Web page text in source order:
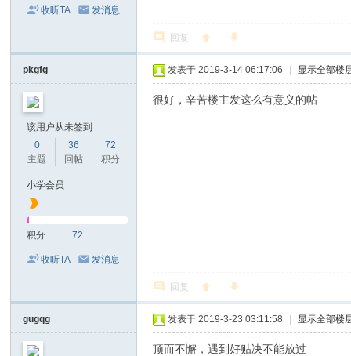
收听TA 发消息
回复
pkgfg
该用户从未签到
0
主题
36
回帖
72
积分
小学会员
积分 72
收听TA 发消息
发表于 2019-3-14 06:17:06 显示全部楼
很好，辛苦楼主发这么有意义的帖
回复
gugqg 发表于 2019-3-23 03:11:58 显示全部楼
顶而不懈，遇到好贴决不能放过